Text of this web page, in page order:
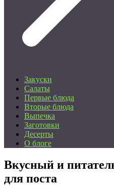
Закуски
Салаты
Первые блюда
Вторые блюда
Выпечка
Заготовки
Десерты
О блоге
Вкусный и
для поста